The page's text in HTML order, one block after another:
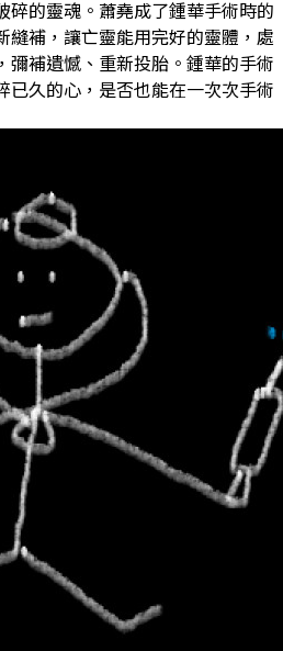
碎的靈魂。蕭堯成了鍾華手術時的
縫補，讓亡靈能用完好的靈體，處
彌補遺憾、重新投胎。鍾華的手術
已久的心，是否也能在一次次手術